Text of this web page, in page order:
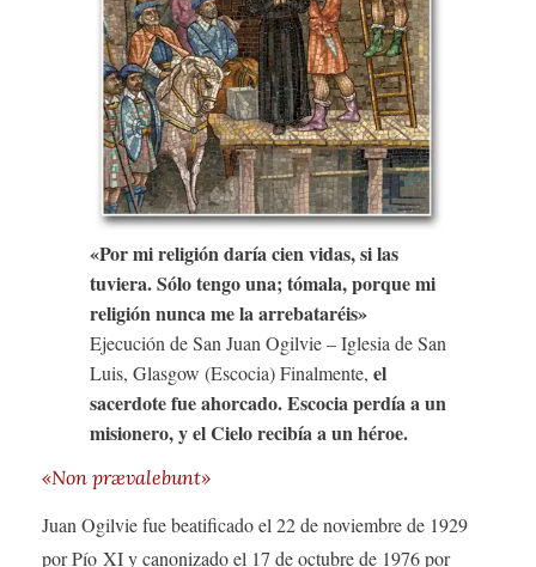
«Por mi religión daría cien vidas, si las
tuviera. Sólo tengo una; tómala, porque mi
religión nunca me la arrebataréis»
Ejecución de San Juan Ogilvie – Iglesia de San
Luis, Glasgow (Escocia) Finalmente, el
sacerdote fue ahorcado. Escocia perdía a un
misionero, y el Cielo recibía a un héroe.
«Non prævalebunt»
Juan Ogilvie fue beatificado el 22 de noviembre de 1929
por Pío XI y canonizado el 17 de octubre de 1976 por